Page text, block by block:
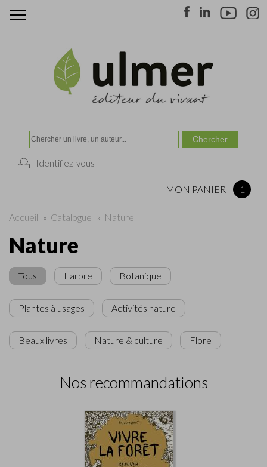
Identifiez-vous
MON PANIER 1
Accueil » Catalogue » Nature
Nature
Tous L'arbre Botanique
Plantes à usages Activités nature
Beaux livres Nature & culture Flore
Nos recommandations